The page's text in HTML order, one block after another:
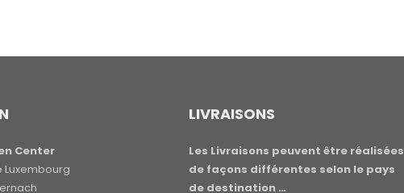
Center
Luxembourg
LIVRAISONS
Les Livraisons peuvent être réalisées
de façons différentes selon le pays
de destination …